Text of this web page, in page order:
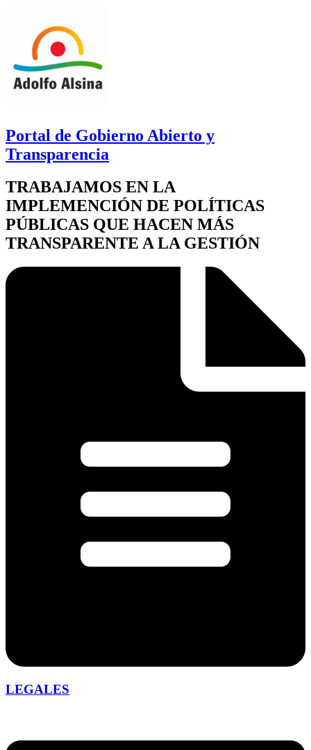
Portal de Gobierno Abierto y
Transparencia
TRABAJAMOS EN LA
IMPLEMENCIÓN DE POLÍTICAS
PÚBLICAS QUE HACEN MÁS
TRANSPARENTE A LA GESTIÓN
LEGALES